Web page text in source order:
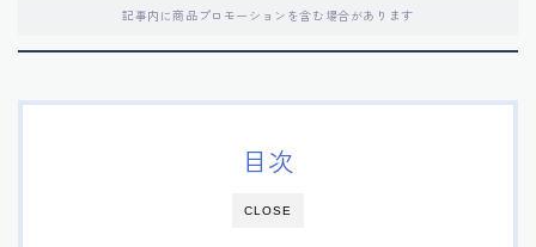
記事内に商品プロモーションを含む場合があります
CLOSE
目次